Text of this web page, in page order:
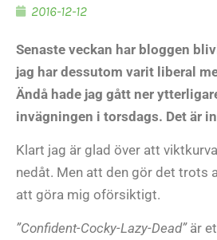
2016-12-12
Senaste veckan har bloggen
jag har dessutom varit liberal
Ändå hade jag gått ner
invägningen i torsdags. Det är
Klart jag är glad över att
nedåt. Men att den gör det trots
att göra mig oförsiktigt.
”Confident-Cocky-Lazy-Dead”är